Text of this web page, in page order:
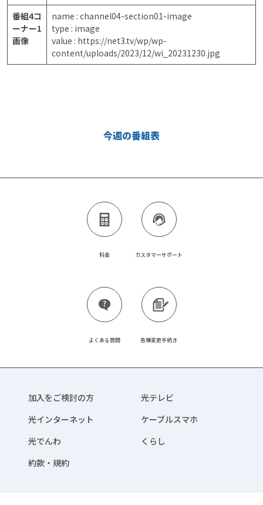
番組4コ
ーナー1
画像
name : channel04-section01-image
type : image
value : https://net3.tv/wp/wp-
content/uploads/2023/12/wi_20231230.jpg
今週の番組表
料金 カスタマーサポート
よくある質問 各種変更手続き
加入をご検討の方
光テレビ
光インターネット
ケーブルスマホ
光でんわ
くらし
約款・規約